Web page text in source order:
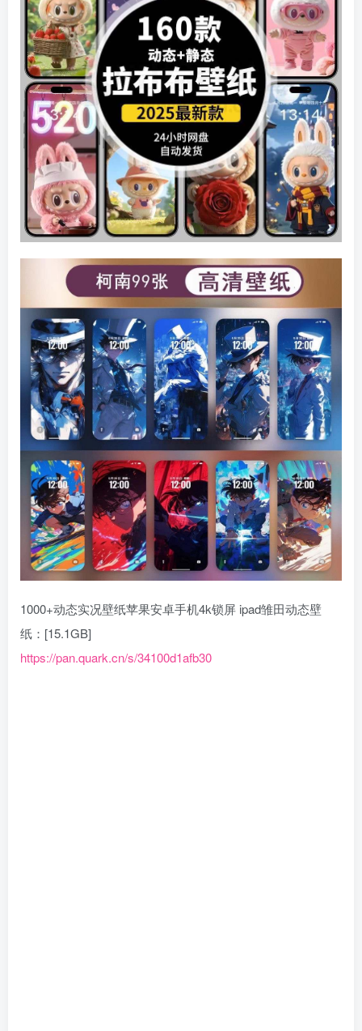
1000+动态实况壁纸苹果安卓手机4k锁屏 ipad雏田动态壁
纸：[15.1GB]
https://pan.quark.cn/s/34100d1afb30